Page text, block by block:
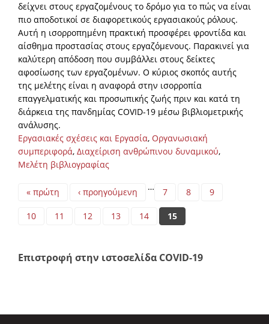
δείχνει στους εργαζομένους το δρόμο για το πώς να είναι
πιο αποδοτικοί σε διαφορετικούς εργασιακούς ρόλους.
Αυτή η ισορροπημένη πρακτική προσφέρει φροντίδα και
αίσθημα προστασίας στους εργαζόμενους. Παρακινεί για
καλύτερη απόδοση που συμβάλλει στους δείκτες
αφοσίωσης των εργαζομένων. Ο κύριος σκοπός αυτής
της μελέτης είναι η αναφορά στην ισορροπία
επαγγελματικής και προσωπικής ζωής πριν και κατά τη
διάρκεια της πανδημίας COVID-19 μέσω βιβλιομετρικής
ανάλυσης.
Εργασιακές σχέσεις και Εργασία, Οργανωσιακή
συμπεριφορά, Διαχείριση ανθρώπινου δυναμικού,
Μελέτη βιβλιογραφίας
Pages
« πρώτη ‹ προηγούμενη … 7 8 9
10 11 12 13 14 15
Επιστροφή στην ιστοσελίδα COVID-19